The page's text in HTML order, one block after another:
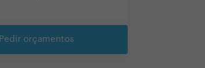
Pedir orçamentos